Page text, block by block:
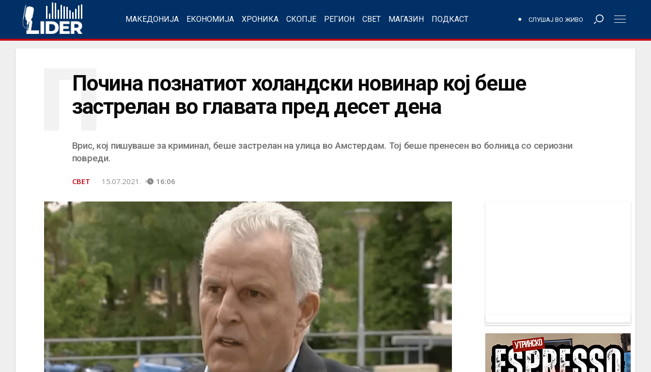
МАКЕДОНИЈА ЕКОНОМИЈА ХРОНИКА СКОПЈЕ РЕГИОН СВЕТ МАГАЗИН ПОДКАСТ СЛУШАЈ ВО ЖИВО
Почина познатиот холандски новинар кој беше
застрелан во главата пред десет дена
П
Врис, кој пишуваше за криминал, беше застрелан на улица во Амстердам. Тој беше пренесен во болница со сериозни
повреди.
СВЕТ 15.07.2021. 16:06